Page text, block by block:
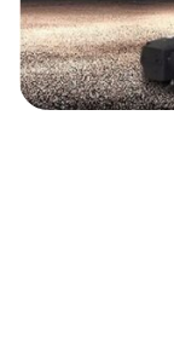
و تحمل فشار